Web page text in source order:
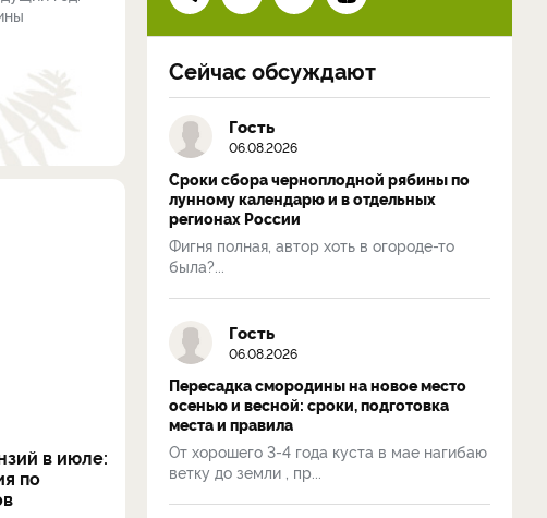
в июле:
по
Сейчас обсуждают
Гость
06.08.2026
Сроки сбора черноплодной рябины по
лунному календарю и в отдельных
регионах России
Фигня полная, автор хоть в огороде-то
была?...
Гость
06.08.2026
Пересадка смородины на новое место
осенью и весной: сроки, подготовка
места и правила
От хорошего 3-4 года куста в мае нагибаю
ветку до земли , пр...